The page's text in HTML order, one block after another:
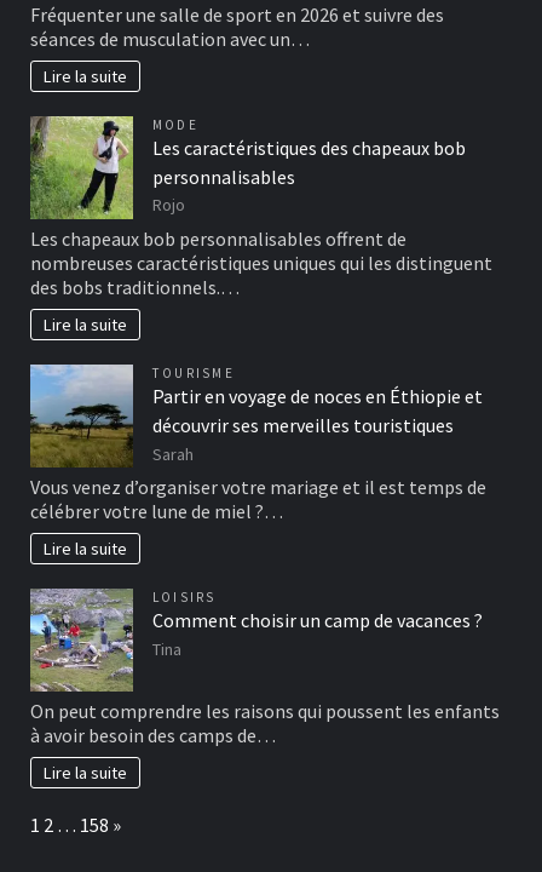
Fréquenter une salle de sport en 2026 et suivre des
séances de musculation avec un…
Lire la suite
MODE
Les caractéristiques des chapeaux bob
personnalisables
Rojo
Les chapeaux bob personnalisables offrent de
nombreuses caractéristiques uniques qui les distinguent
des bobs traditionnels.…
Lire la suite
TOURISME
Partir en voyage de noces en Éthiopie et
découvrir ses merveilles touristiques
Sarah
Vous venez d’organiser votre mariage et il est temps de
célébrer votre lune de miel ?…
Lire la suite
LOISIRS
Comment choisir un camp de vacances ?
Tina
On peut comprendre les raisons qui poussent les enfants
à avoir besoin des camps de…
Lire la suite
Page:
1 2 … 158 Next
»